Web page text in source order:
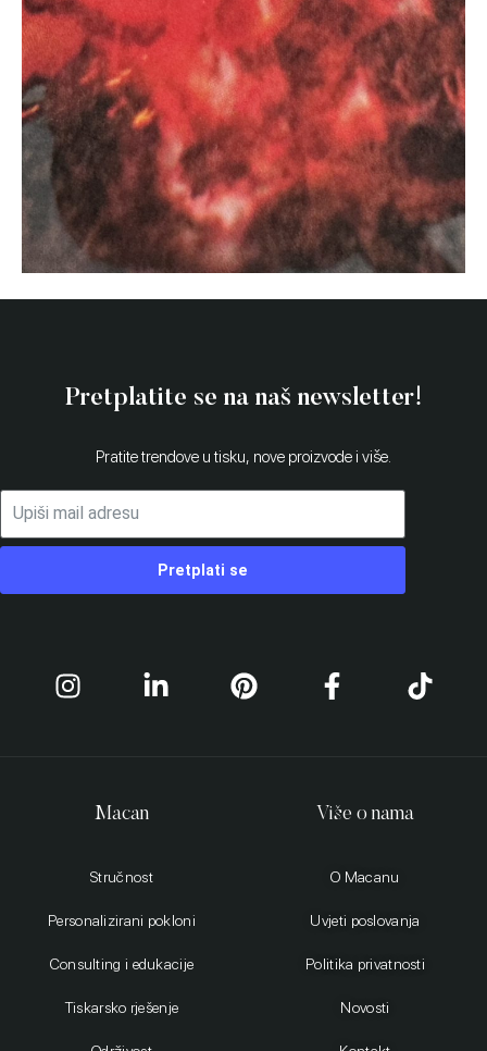
Pretplatite se na naš newsletter!
Pratite trendove u tisku, nove proizvode i više.
Pretplati se
Macan
Stručnost
Personalizirani pokloni
Consulting i edukacije
Tiskarsko rješenje
Više o nama
O Macanu
Uvjeti poslovanja
Politika privatnosti
Novosti